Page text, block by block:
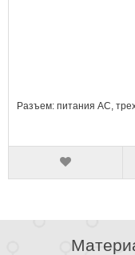
Разъем: питания AC,